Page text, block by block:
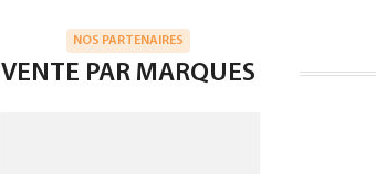
NOS PARTENAIRES
VENTE PAR MARQUES